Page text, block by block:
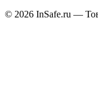
© 2026 InSafe.ru —